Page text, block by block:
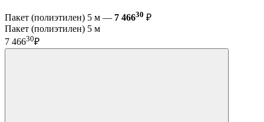
Пакет (полиэтилен) 5 м — 7 46630 ₽
Пакет (полиэтилен) 5 м
7 46630₽